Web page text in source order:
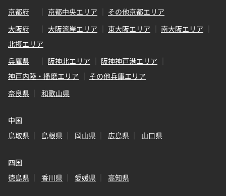
京都府
京都中央エリア
その他京都エリア
大阪府
大阪湾岸エリア 東大阪エリア
南大阪エリア
北摂エリア
兵庫県
阪神北エリア
阪神神戸港エリア
神戸内陸・播磨エリア
その他兵庫エリア
奈良県
和歌山県
中国
鳥取県
島根県 岡山県 広島県 山口県
四国
徳島県
香川県 愛媛県 高知県